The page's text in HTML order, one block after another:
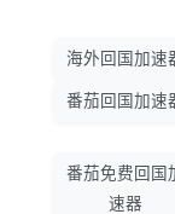
海外回国加速
番茄回国加速
番茄免费回国
速器